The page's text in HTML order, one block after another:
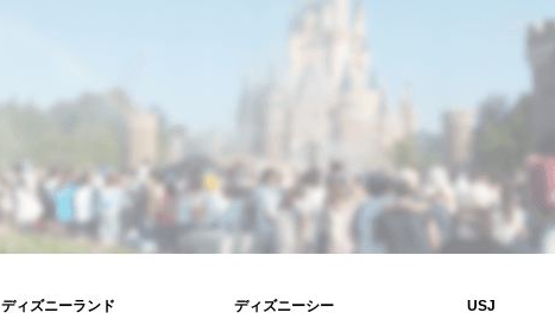
ディズニーランド ディズニーシー
USJ